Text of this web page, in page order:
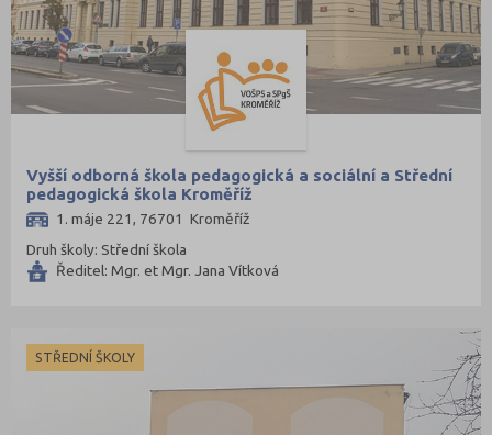
Vyšší odborná škola pedagogická a sociální a Střední
pedagogická škola Kroměříž
1. máje 221, 76701 Kroměříž
Druh školy: Střední škola
Ředitel: Mgr. et Mgr. Jana Vítková
STŘEDNÍ ŠKOLY